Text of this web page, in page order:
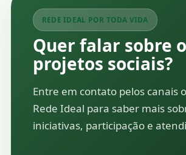
REDE IDEAL POR TODA VIDA
Quer falar sobre
projetos sociais?
Entre em contato pelos canais
Rede Ideal para saber mais
iniciativas, participação e